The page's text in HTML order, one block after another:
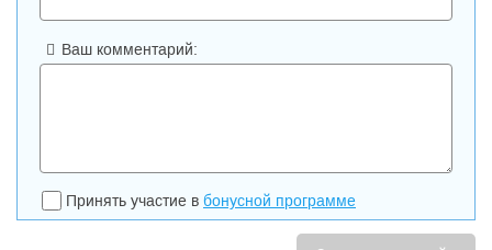
Ваш комментарий:
Принять участие в бонусной программе